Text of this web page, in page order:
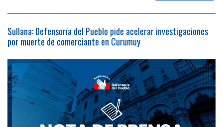
Sullana: Defensoría del Pueblo pide acelerar investigaciones
por muerte de comerciante en Curumuy